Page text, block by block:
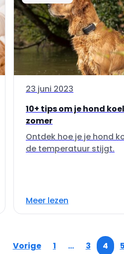
23 juni 2023
10+ tips om je hond
zomer
Ontdek hoe je je hond
de temperatuur stijgt.
Meer lezen
Vorige 1 … 3 4 5